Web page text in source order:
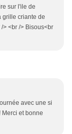
sur l'ile de
grille criante de
> <br /> Bisous<br
avec une si
et bonne